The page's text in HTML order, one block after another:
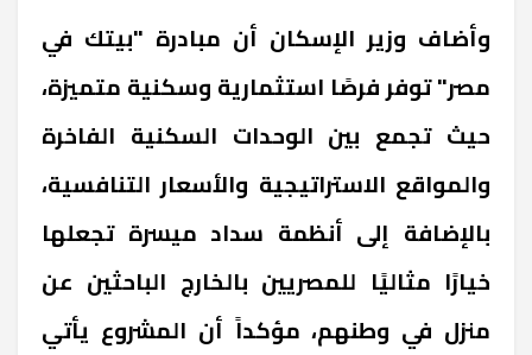
وأضاف وزير الإسكان أن مبادرة "بيتك في
مصر" توفر فرصًا استثمارية وسكنية متميزة،
حيث تجمع بين الوحدات السكنية الفاخرة
والمواقع الاستراتيجية والأسعار التنافسية،
بالإضافة إلى أنظمة سداد ميسرة تجعلها
خيارًا مثاليًا للمصريين بالخارج الباحثين عن
منزل في وطنهم، مؤكداً أن المشروع يأتي